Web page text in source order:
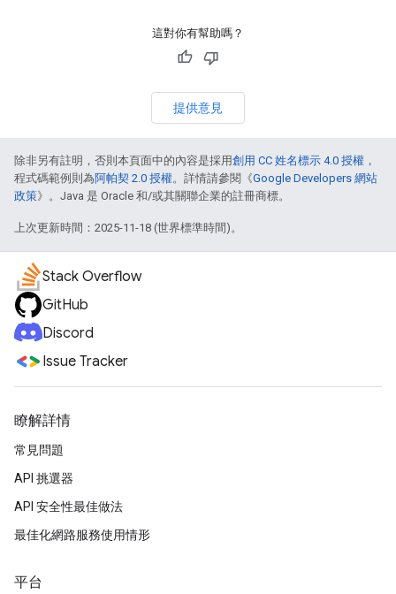
這對你有幫助嗎？
提供意見
除非另有註明，否則本頁面中的內容是採用創用 CC 姓名標示 4.0 授權 ，
程式碼範例則為阿帕契 2.0 授權。詳情請參閱《Google Developers 網站
政策》。Java 是 Oracle 和/或其關聯企業的註冊商標。
上次更新時間：2025-11-18 (世界標準時間)。
Stack Overflow
GitHub
Discord
Issue Tracker
瞭解詳情
常見問題
API 挑選器
API 安全性最佳做法
最佳化網路服務使用情形
平台